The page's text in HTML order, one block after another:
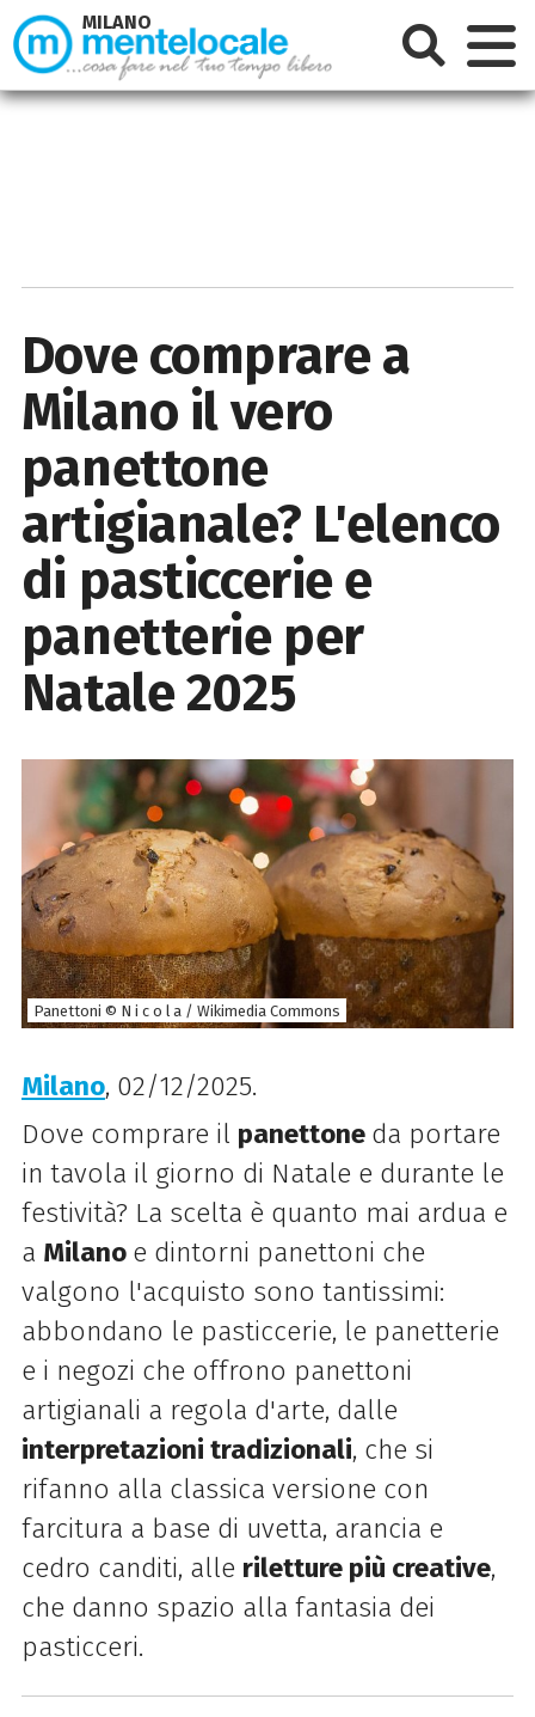
Dove comprare a
Milano il vero
panettone
artigianale? L'elenco
di pasticcerie e
panetterie per
Natale 2025
Panettoni © N i c o l a / Wikimedia Commons
Milano, 02/12/2025.
Dove comprare il panettone da portare
in tavola il giorno di Natale e durante le
festività? La scelta è quanto mai ardua e
a Milano e dintorni panettoni che
valgono l'acquisto sono tantissimi:
abbondano le pasticcerie, le panetterie
e i negozi che offrono panettoni
artigianali a regola d'arte, dalle
interpretazioni tradizionali, che si
rifanno alla classica versione con
farcitura a base di uvetta, arancia e
cedro canditi, alle riletture più creative,
che danno spazio alla fantasia dei
pasticceri.
MILANO